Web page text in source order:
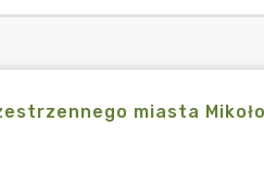
miasta